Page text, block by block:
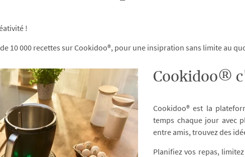
!
10 000 recettes sur Cookidoo®, pour une insipration sans limite au
Cookidoo®
Cookidoo® est la
temps chaque jour avec
entre amis, trouvez des
Planifiez vos repas,